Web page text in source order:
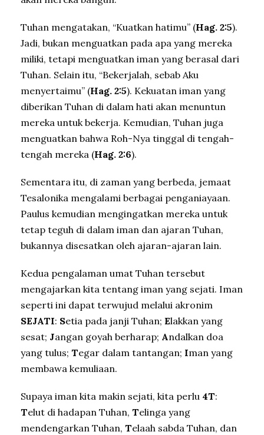
Tuhan mengatakan, “Kuatkan hatimu” (Hag. 2:5).
Jadi, bukan menguatkan pada apa yang mereka
miliki, tetapi menguatkan iman yang berasal dari
Tuhan. Selain itu, “Bekerjalah, sebab Aku
menyertaimu” (Hag. 2:5). Kekuatan iman yang
diberikan Tuhan di dalam hati akan menuntun
mereka untuk bekerja. Kemudian, Tuhan juga
menguatkan bahwa Roh-Nya tinggal di tengah-
tengah mereka (Hag. 2:6).
Sementara itu, di zaman yang berbeda, jemaat
Tesalonika mengalami berbagai penganiayaan.
Paulus kemudian mengingatkan mereka untuk
tetap teguh di dalam iman dan ajaran Tuhan,
bukannya disesatkan oleh ajaran-ajaran lain.
Kedua pengalaman umat Tuhan tersebut
mengajarkan kita tentang iman yang sejati. Iman
seperti ini dapat terwujud melalui akronim
SEJATI: Setia pada janji Tuhan; Elakkan yang
sesat; Jangan goyah berharap; Andalkan doa
yang tulus; Tegar dalam tantangan; Iman yang
membawa kemuliaan.
Supaya iman kita makin sejati, kita perlu 4T:
Telut di hadapan Tuhan, Telinga yang
mendengarkan Tuhan, Telaah sabda Tuhan, dan